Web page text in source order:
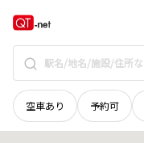
空車あり 予約可
鳥取県